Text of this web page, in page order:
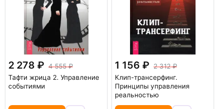
2 278
4 555
Тафти жрица 2. Управление
событиями
1 156
2 312
Клип-трансерфинг.
Принципы управления
реальностью